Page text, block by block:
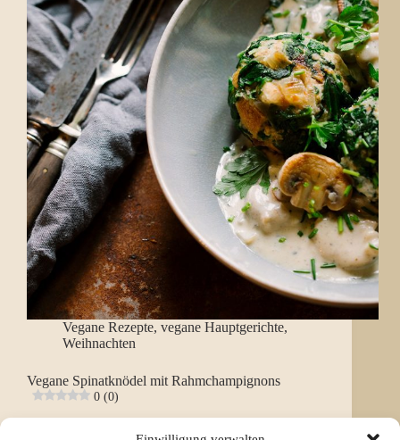
Vegane Rezepte, vegane Hauptgerichte,
Weihnachten
Vegane Spinatknödel mit Rahmchampignons
0 (0)